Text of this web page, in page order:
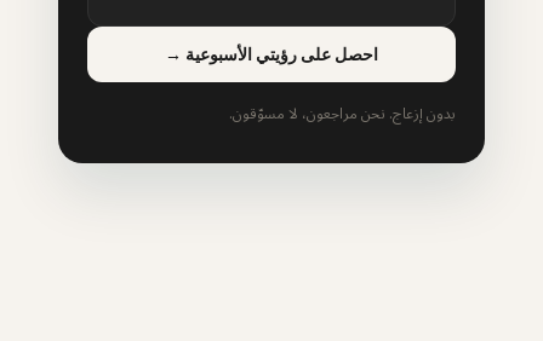
احصل على رؤيتي الأسبوعية →
بدون إزعاج. نحن مراجعون، لا مسوّقون.